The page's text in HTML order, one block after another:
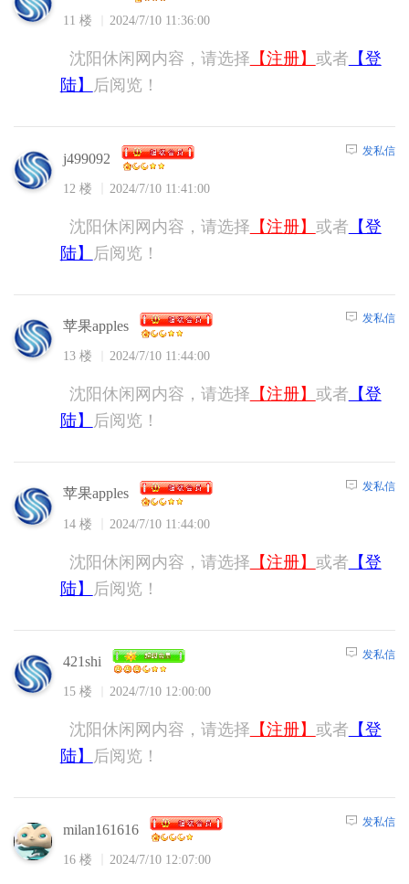
11 楼 2024/7/10 11:36:00
沈阳休闲网内容，请选择 【注册】 或者 【登
陆】
后阅览！
j499092
12 楼 2024/7/10 11:41:00
发私信
沈阳休闲网内容，请选择 【注册】 或者 【登
陆】
后阅览！
苹果apples
13 楼 2024/7/10 11:44:00
发私信
沈阳休闲网内容，请选择 【注册】 或者 【登
陆】
后阅览！
苹果apples
14 楼 2024/7/10 11:44:00
发私信
沈阳休闲网内容，请选择 【注册】 或者 【登
陆】
后阅览！
421shi
15 楼 2024/7/10 12:00:00
发私信
沈阳休闲网内容，请选择 【注册】 或者 【登
陆】
后阅览！
milan161616
16 楼 2024/7/10 12:07:00
发私信